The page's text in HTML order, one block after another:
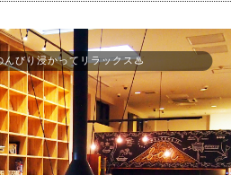
んびり浸かってリラックス♨